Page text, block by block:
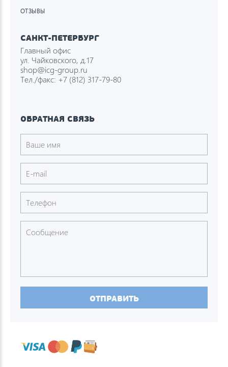
ОТЗЫВЫ
САНКТ-ПЕТЕРБУРГ
Главный офис
ул. Чайковского, д.17
shop@icg-group.ru
Тел./факс: +7 (812) 317-79-80
ОБРАТНАЯ СВЯЗЬ
ОТПРАВИТЬ